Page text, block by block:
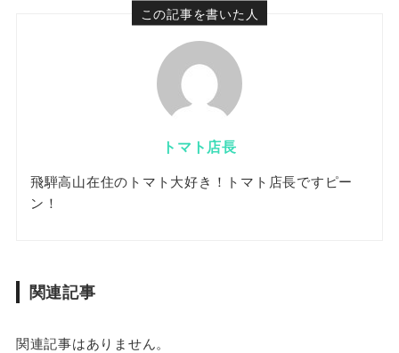
この記事を書いた人
トマト店長
飛騨高山在住のトマト大好き！トマト店長ですピー
ン！
関連記事
関連記事はありません。